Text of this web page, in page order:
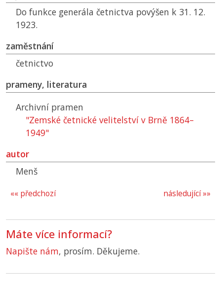
Do funkce generála četnictva povýšen k 31. 12.
1923.
zaměstnání
četnictvo
prameny, literatura
Archivní pramen
"Zemské četnické velitelství v Brně 1864–
1949"
autor
Menš
následující »»
«« předchozí
Máte více informací?
Napište nám, prosím. Děkujeme.